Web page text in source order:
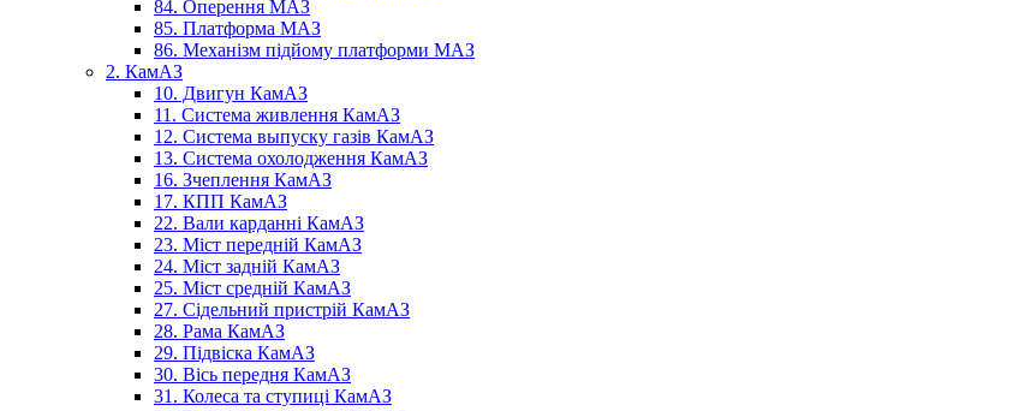
84. Оперення МАЗ
85. Платформа МАЗ
86. Механізм підйому платформи МАЗ
2. КамАЗ
10. Двигун КамАЗ
11. Система живлення КамАЗ
12. Система выпуску газів КамАЗ
13. Система охолодження КамАЗ
16. Зчеплення КамАЗ
17. КПП КамАЗ
22. Вали карданні КамАЗ
23. Міст передній КамАЗ
24. Міст задній КамАЗ
25. Міст средній КамАЗ
27. Сідельний пристрій КамАЗ
28. Рама КамАЗ
29. Підвіска КамАЗ
30. Вісь передня КамАЗ
31. Колеса та ступиці КамАЗ